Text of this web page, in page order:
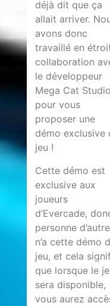
déjà dit que ça
allait arriver.
avons donc
travaillé en
collaboration
le développeur
Mega Cat
pour vous
proposer une
démo exclusive
jeu !
Cette démo est
exclusive aux
joueurs
d’Evercade,
personne d’autre
n’a cette démo
jeu, et cela
que lorsque le
sera disponible,
vous aurez